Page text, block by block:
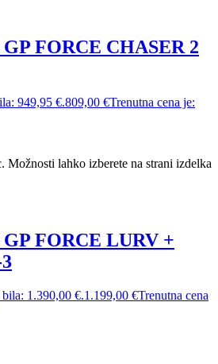
FORCE CHASER 2
949,95 €.809,00 €Trenutna cena je:
Možnosti lahko izberete na strani izdelka
FORCE LURV +
1.390,00 €.1.199,00 €Trenutna cena